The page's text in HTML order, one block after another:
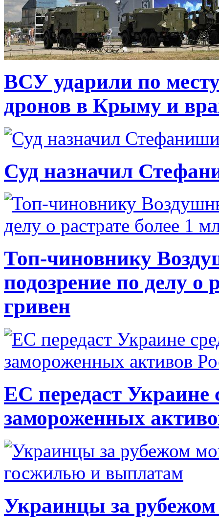
ВСУ ударили по
дронов в Крыму и
Суд назначил
Топ-чиновнику
подозрение по делу о
гривен
ЕС передаст Украине
замороженных
Украинцы за рубежом